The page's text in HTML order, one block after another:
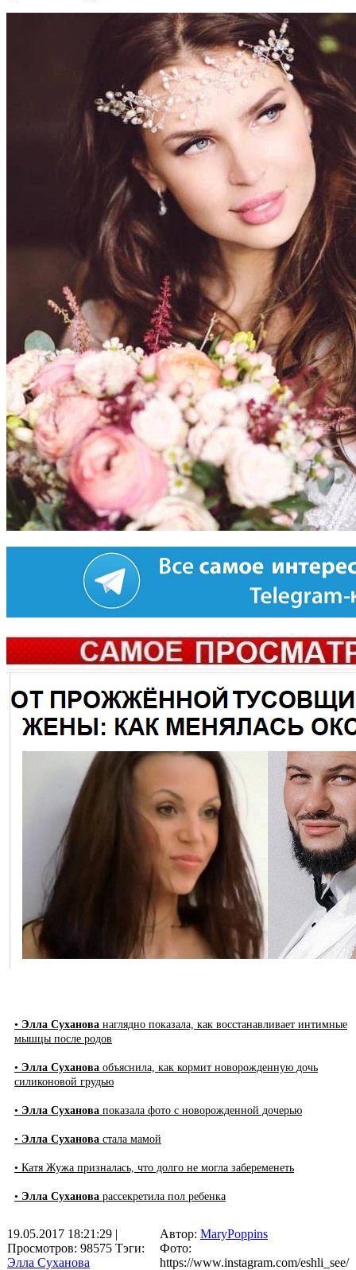
• Элла Суханова наглядно показала, как восстанавливает интимные
мышцы после родов
• Элла Суханова объяснила, как кормит новорожденную дочь
силиконовой грудью
• Элла Суханова показала фото с новорожденной дочерью
• Элла Суханова стала мамой
• Катя Жужа призналась, что долго не могла забеременеть
• Элла Суханова рассекретила пол ребенка
19.05.2017 18:21:29 |
Просмотров: 98575 Тэги:
Элла Суханова
Автор: MaryPoppins
Фото:
https://www.instagram.com/eshli_see/